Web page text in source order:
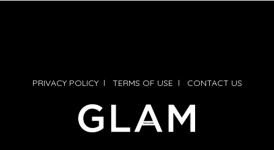
PRIVACY POLICYl TERMS OF USE l CONTACT US